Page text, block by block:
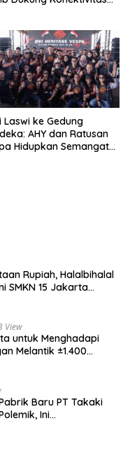
Laswi ke Gedung
AHY dan Ratusan
Hidupkan Semangat
Rupiah, Halalbihalal
SMKN 15 Jakarta
View
untuk Menghadapi
Melantik ±1.400
Baru PT Takaki
Ini